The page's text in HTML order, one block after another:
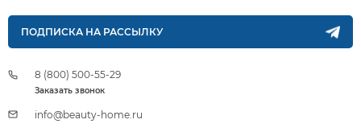
ПОДПИСКА НА РАССЫЛКУ
8 (800) 500-55-29
Заказать звонок
info@beauty-home.ru